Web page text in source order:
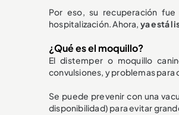
Por eso, su recuperación
hospitalización. Ahora, ya está
¿Qué es el moquillo?
El distemper o moquillo
convulsiones, y problemas para
Se puede prevenir con una
disponibilidad) para evitar